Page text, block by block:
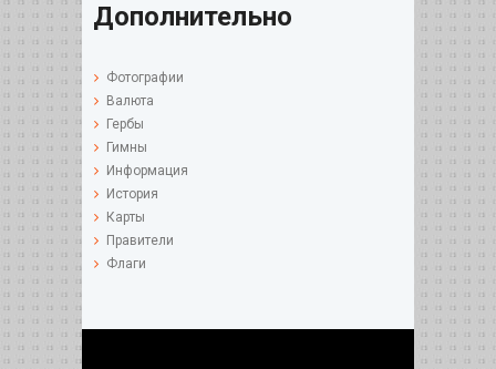
Дополнительно
Фотографии
Валюта
Гербы
Гимны
Информация
История
Карты
Правители
Флаги